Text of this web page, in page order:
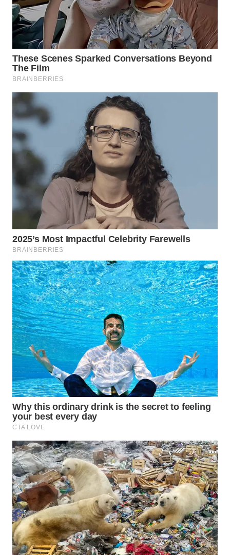
Wahana
Media
Group
WAHANA
NEWS
WAHANA
TANI
WAHANA
ADVOKAT
WAHANA
INFRASTRUKTUR
WAHANA
KONSUMEN
LISTRIK
WAHANA
TRAVEL
WAHANA
TV
WAHANANEWS
ID
WAHANANEWS
CO ID
WAHANANEWS
NET
WAHANA
SPORT
WAHANA
UMKM